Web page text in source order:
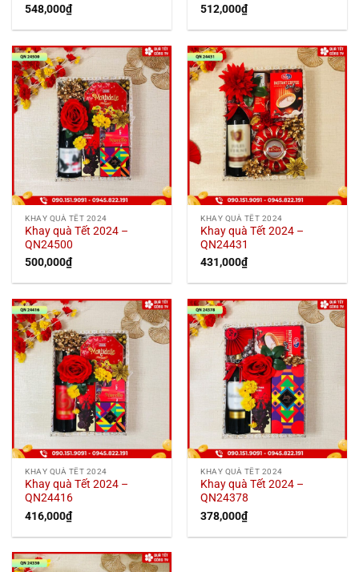
548,000₫
512,000₫
KHAY QUÀ TẾT 2024
Khay quà Tết 2024 –
QN24500
500,000₫
KHAY QUÀ TẾT 2024
Khay quà Tết 2024 –
QN24431
431,000₫
KHAY QUÀ TẾT 2024
Khay quà Tết 2024 –
QN24416
416,000₫
KHAY QUÀ TẾT 2024
Khay quà Tết 2024 –
QN24378
378,000₫